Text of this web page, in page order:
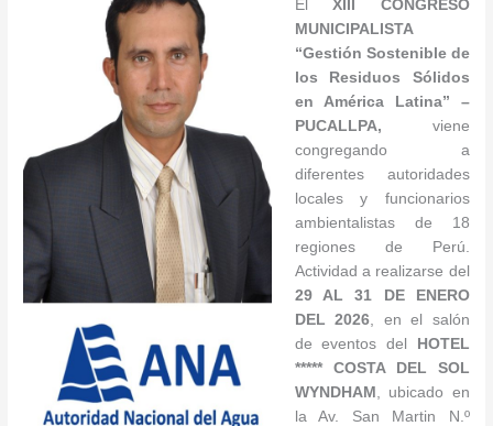
ElXIII CONGRESO
MUNICIPALISTA
“Gestión Sostenible de
los Residuos Sólidos
en América Latina” –
PUCALLPA, viene
congregando a
diferentes autoridades
locales y funcionarios
ambientalistas de 18
regiones de Perú.
Actividad a realizarse del
29 AL 31 DE ENERO
DEL 2026 , en el salón
de eventos del
HOTEL
***** COSTA DEL SOL
WYNDHAM
, ubicado en
la Av. San Martin N.º